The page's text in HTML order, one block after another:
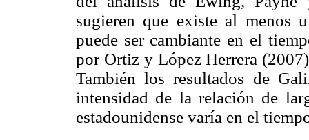
sugieren que existe al menos
puede ser cambiante en el
por Ortiz y López Herrera
También los resultados de
intensidad de la relación de
estadounidense varía en el